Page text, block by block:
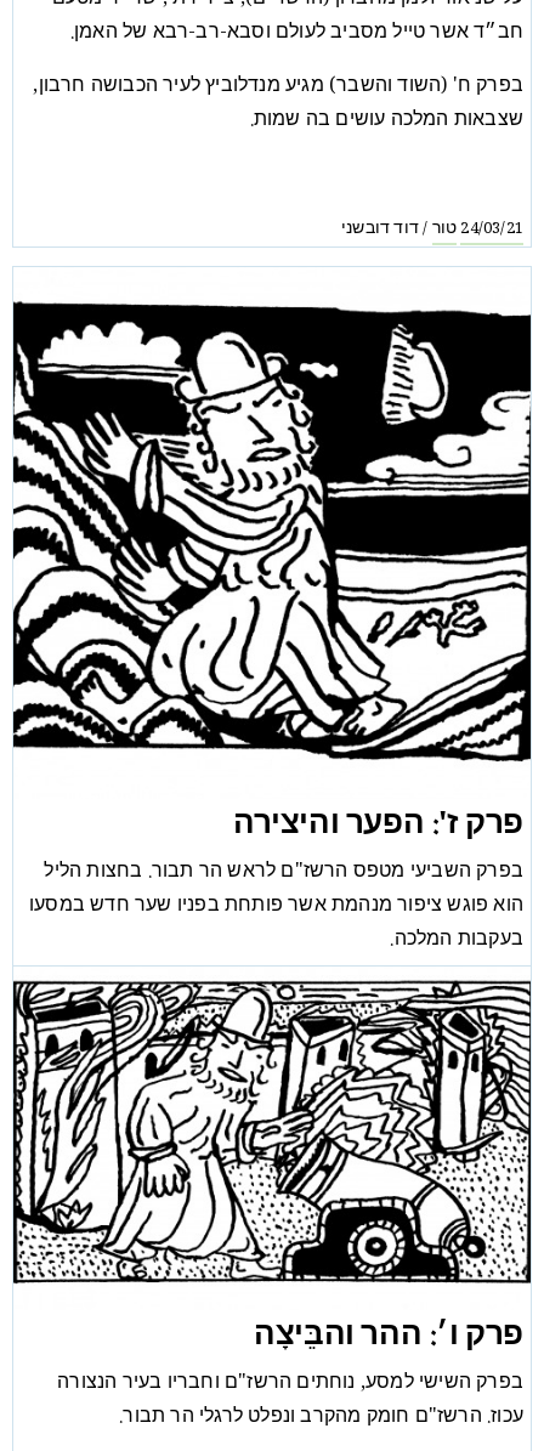
חב״ד אשר טייל מסביב לעולם וסבא-רב-רבא של האמן.
בפרק ח' (השוד והשבר) מגיע מנדלוביץ לעיר הכבושה חרבון,
שצבאות המלכה עושים בה שמות.
24/03/21טור/דוד דובשני
פרק ז': הפער והיצירה
בפרק השביעי מטפס הרשז"ם לראש הר תבור. בחצות הליל
הוא פוגש ציפור מנהמת אשר פותחת בפניו שער חדש במסעו
בעקבות המלכה.
04/09/18טור/דוד דובשני,שחר פיינברג
פרק ו׳: ההר והבֵּיצָה
בפרק השישי למסע, נוחתים הרשז"ם וחבריו בעיר הנצורה
עכוז. הרשז"ם חומק מהקרב ונפלט לרגלי הר תבור.